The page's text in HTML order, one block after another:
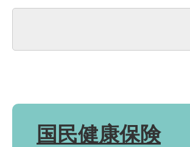
国民健康保険